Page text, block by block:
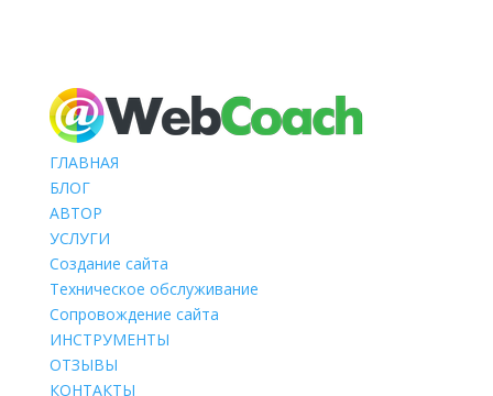
ГЛАВНАЯ
БЛОГ
АВТОР
УСЛУГИ
Создание сайта
Техническое обслуживание
Сопровождение сайта
ИНСТРУМЕНТЫ
ОТЗЫВЫ
КОНТАКТЫ